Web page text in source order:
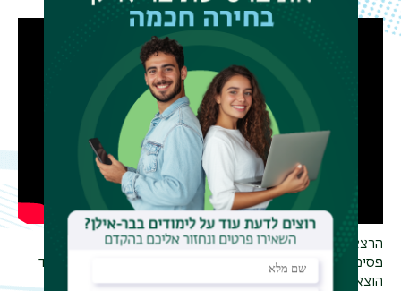
הרצאה של פרופ' ענר גוברין במסגרת הערב "מהו חידוש
פסיכואנליטי" של מכון תל אביב לפסיכואנליזה בת זמננו לכבוד
הוצאת ספרו